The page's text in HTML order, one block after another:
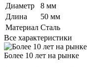
Диаметр
8 мм
Длина
50 мм
Материал Сталь
Все характеристики
Более 10 лет на рынке